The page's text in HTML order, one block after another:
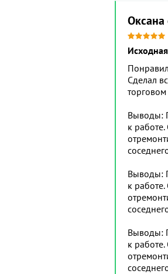
Оксана
Сделал
Выводы:
к
Выводы:
к
Выводы:
к